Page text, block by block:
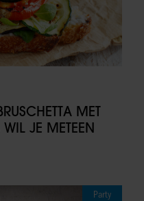
MET
JE METEEN
Party